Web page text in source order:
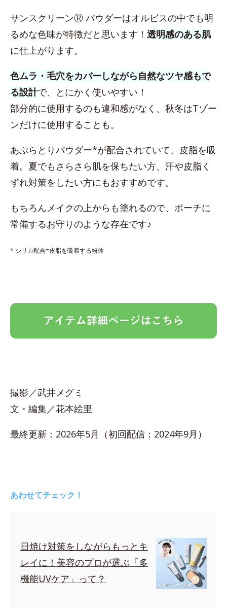
サンスクリーンⓇ パウダーはオルビスの中でも明
るめな色味が特徴だと思います！ 透明感のある肌
に仕上がります。
色ムラ・毛穴をカバーしながら自然なツヤ感もで
る設計で、とにかく使いやすい！
部分的に使用するのも違和感がなく、秋冬はTゾー
ンだけに使用することも。
あぶらとりパウダー*が配合されていて、皮脂を吸
着。夏でもさらさら肌を保ちたい方、汗や皮脂く
ずれ対策をしたい方にもおすすめです。
もちろんメイクの上からも塗れるので、ポーチに
常備するお守りのような存在です♪
* シリカ配合=皮脂を吸着する粉体
撮影／武井メグミ
文・編集／花本絵里
最終更新：2026年5月（初回配信：2024年9月）
あわせてチェック！
日焼け対策をしながらもっとキ
レイに！美容のプロが選ぶ「多
機能UVケア」って？